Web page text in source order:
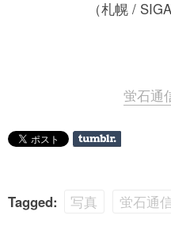
（札幌 /
蛍石通
Tagged: 写真 蛍石通